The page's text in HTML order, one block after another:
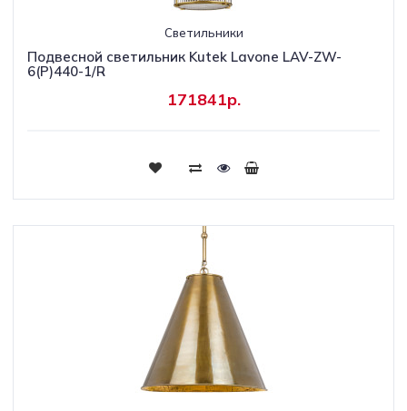
Светильники
Подвесной светильник Kutek Lavone LAV-ZW-
6(P)440-1/R
171841р.